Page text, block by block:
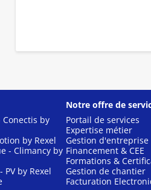
by
by Rexel
- Climancy by
PV by Rexel
Notre offre de
Portail de services
Expertise métier
Gestion d'entreprise
Financement & CEE
Formations &
Gestion de chantier
Facturation